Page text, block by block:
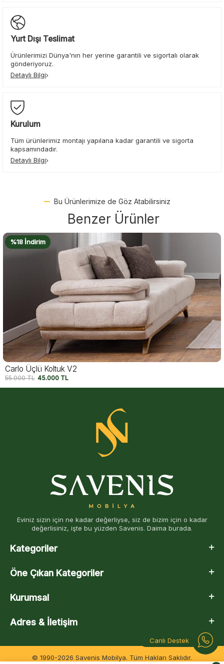
Canlı Destek
Yurt Dışı Teslimat
Ürünlerimizi Dünya'nın her yerine garantili ve sigortalı olarak
gönderiyoruz.
Detaylı Bilgi
Kurulum
Tüm ürünlerimiz montajı yapılana kadar garantili ve sigorta
kapsamındadır.
Detaylı Bilgi
Bu Ürünlerimize de Göz Atabilirsiniz
Benzer Ürünler
%18 İndirim
Carlo Üçlü Koltuk V1
55.000TL 45.000 TL
Eviniz sizin için ne kadar değerliyse, siz de bizim için o kadar
değerlisiniz, işte bu yüzden Savenis. Daima burada.
Kategoriler
Öne Çıkan Kategoriler
Kurumsal
Adres & İletişim
© 1990-2026 Savenis Mobilya. Tüm Hakları Saklıdır.